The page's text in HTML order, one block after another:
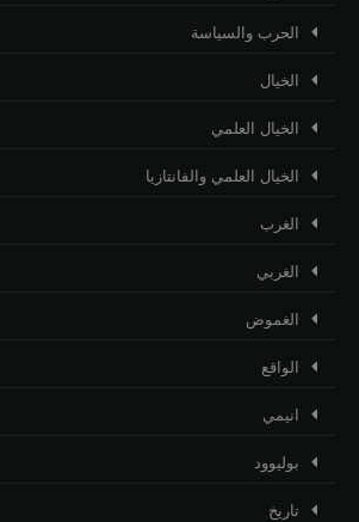
الحرب والسياسة
الخيال
الخيال العلمي
الخيال العلمي والفانتازيا
الغرب
الغربي
الغموض
الواقع
انيمي
بوليوود
تاريخ